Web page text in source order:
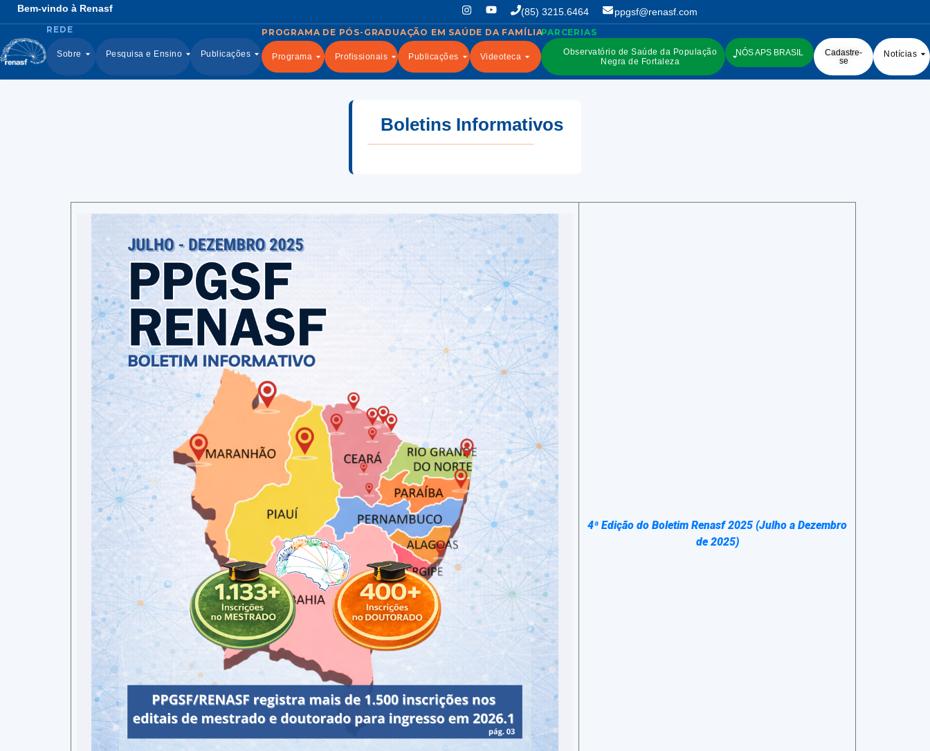
Bem-vindo à Renasf (85) 3215.6464 ppgsf@renasf.com
Sobre Pesquisa e Ensino Publicações Programa Profissionais Publicações Videoteca
Observatório de Saúde da População
Negra de Fortaleza
NÓS APS BRASIL
Cadastre-
se
Notícias
Boletins Informativos
4ª Edição do Boletim Renasf 2025 (Julho a Dezembro
de 2025)